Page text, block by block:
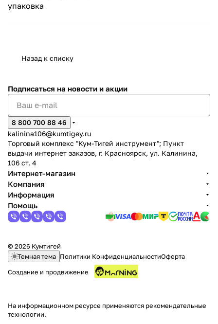
упаковка
Назад к списку
Подписаться на новости и акции
8 800 700 88 46
kalinina106@kumtigey.ru
Торговый комплекс "Кум-Тигей инструмент"; Пункт
выдачи интернет заказов, г. Красноярск, ул. Калинина,
106 ст. 4
Интернет-магазин
Компания
Информация
Помощь
© 2026 Кумтигей
Темная тема Политики КонфиденциальностиОферта
Создание и продвижение
На информационном ресурсе применяются рекомендательные
технологии.